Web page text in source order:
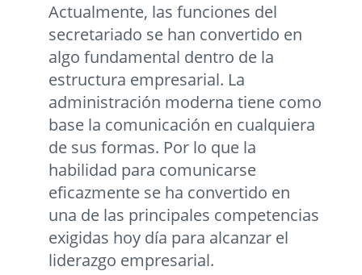
Actualmente, las funciones del
secretariado se han convertido en
algo fundamental dentro de la
estructura empresarial. La
administración moderna tiene como
base la comunicación en cualquiera
de sus formas. Por lo que la
habilidad para comunicarse
eficazmente se ha convertido en
una de las principales competencias
exigidas hoy día para alcanzar el
liderazgo empresarial.